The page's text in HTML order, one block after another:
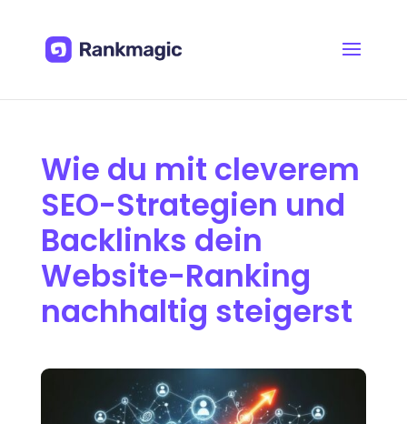
Wie du mit cleverem
SEO-Strategien und
Backlinks dein
Website-Ranking
nachhaltig steigerst